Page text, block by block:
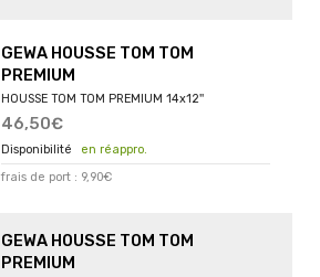
GEWA HOUSSE TOM TOM
PREMIUM
HOUSSE TOM TOM PREMIUM 14x12''
46,50€
en réappro.
frais de port : 9,90€
GEWA HOUSSE TOM TOM
PREMIUM